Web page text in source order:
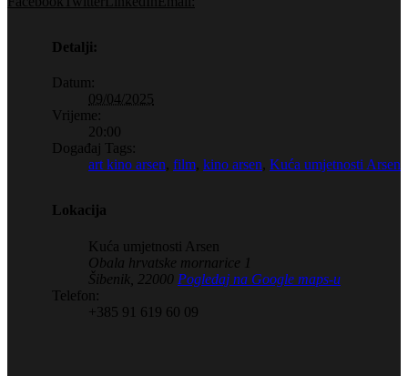
Detalji:
Datum:
09/04/2025
Vrijeme:
20:00
Događaj Tags:
art kino arsen, film, kino arsen, Kuća umjetnosti Arsen
Lokacija
Kuća umjetnosti Arsen
Obala hrvatske mornarice 1
Šibenik
22000 Pogledaj na Google maps-u
Telefon:
+385 91 619 60 09